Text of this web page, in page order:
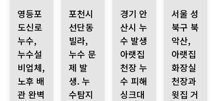
영등포
도신로
누수,
누수설
비업체,
노후 배
관 완벽
포천시
선단동
빌라,
누수 문
제 발
생. 누
수탐지
경기 안
산시 누
수 발생
아랫집
천장 누
수 피해
싱크대
서울 성
북구 북
악산,
아랫집
화장실
천장과
윗집 거